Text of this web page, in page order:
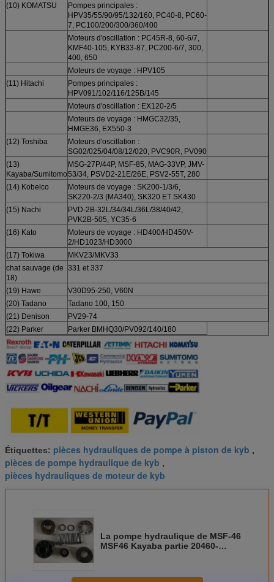
(10) KOMATSU
Pompes principales :
HPV35/55/90/95/132/160, PC40-8, PC60-
7, PC100/200/300/360/400
Moteurs d'oscillation : PC45R-8, 60-6/7,
KMF40-105, KYB33-87, PC200-6/7, 300,
400, 650
Moteurs de voyage : HPV105
(11) Hitachi
Pompes principales :
HPV091/102/116/125B/145
Moteurs d'oscillation : EX120-2/5
Moteurs de voyage : HMGC32/35,
HMGE36, EX550-3
(12) Toshiba
Moteurs d'oscillation :
SG02/025/04/08/12/020, PVC90R, PV090
(13)
Kayaba/Sumitomo
MSG-27P/44P, MSF-85, MAG-33VP, JMV-
53/34, PSVD2-21E/26E, PSV2-55T, 280
(14) Kobelco
Moteurs de voyage : SK200-1/3/6,
SK220-2/3 (MA340), SK320 ET SK430
(15) Nachi
PVD-2B-32L/34/34L/36L/38/40/42,
PVK2B-505, YC35-6
(16) Kato
Moteurs de voyage : HD400/HD450V-
2/HD1023/HD3000
(17) Tokiwa
MKV23/MKV33
chat sauvage (de
18)
331 et 337
(19) Hawe
V30D95-250, V60N
(20) Tadano
Tadano 100, 150
(21) Denison
PV29-74
(22) Parker
Parker BMHQ30/PV092/140/180
Étiquettes: pièces hydrauliques de pompe à piston de kyb ,
pièces de pompe hydraulique de kyb ,
pièces hydrauliques de moteur de kyb
La pompe hydraulique de MSF-46
MSF46 Kayaba partie 20460-